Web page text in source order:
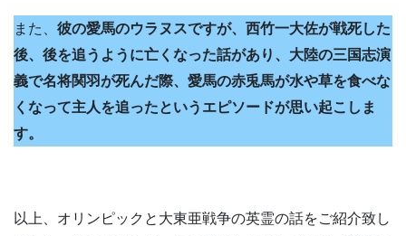
また、 彼の愛馬のウラヌスですが、西竹一大佐が戦死した
後、後を追うように亡くなった話があり、大陸の三国志演
義で名将関羽が死んだ際、愛馬の赤兎馬が水や草を食べな
くなって主人を追ったというエピソードが思い起こしま
す。
以上、オリンピックと大東亜戦争の英霊の話をご紹介致し